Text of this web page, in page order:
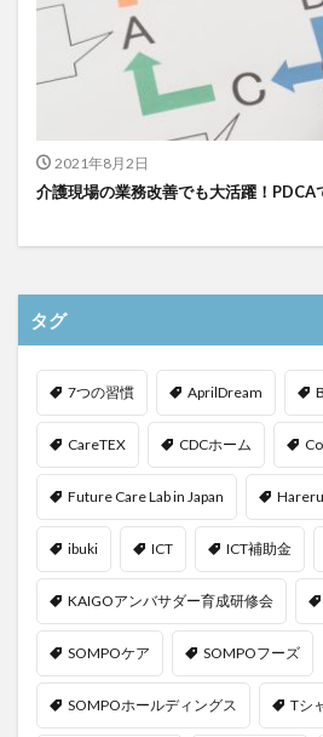
2021年8月2日
介護現場の業務改善でも大活躍！PDCA
タグ
7つの習慣 AprilDream
CareTEX CDCホーム
Future Care Lab in Japan
ibuki ICT ICT補助金
KAIGOアンバサダー育成研修会
SOMPOケア SOMPOフーズ
SOMPOホールディングス Tシ